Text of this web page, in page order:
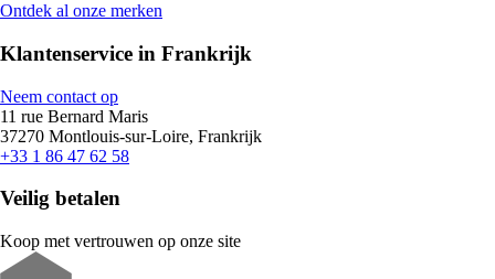
Ontdek al onze merken
Klantenservice in Frankrijk
Neem contact op
11 rue Bernard Maris
37270 Montlouis-sur-Loire, Frankrijk
+33 1 86 47 62 58
Veilig betalen
Koop met vertrouwen op onze site